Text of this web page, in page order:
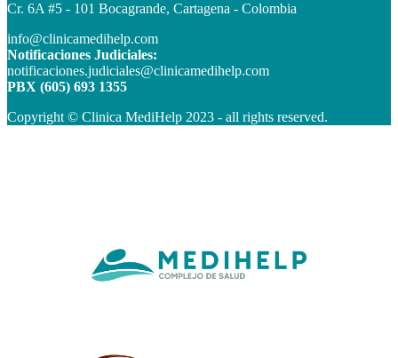
Cr. 6A #5 - 101 Bocagrande, Cartagena - Colombia
info@clinicamedihelp.com
Notificaciones Judiciales:
notificaciones.judiciales@clinicamedihelp.com
PBX (605) 693 1355
Copyright © Clinica MediHelp 2023 - all rights reserved.